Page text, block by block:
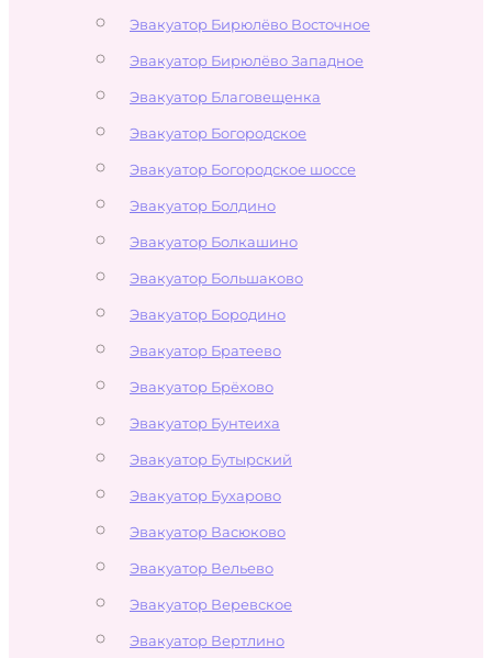
Эвакуатор Бирюлёво Восточное
Эвакуатор Бирюлёво Западное
Эвакуатор Благовещенка
Эвакуатор Богородское
Эвакуатор Богородское шоссе
Эвакуатор Болдино
Эвакуатор Болкашино
Эвакуатор Большаково
Эвакуатор Бородино
Эвакуатор Братеево
Эвакуатор Брёхово
Эвакуатор Бунтеиха
Эвакуатор Бутырский
Эвакуатор Бухарово
Эвакуатор Васюково
Эвакуатор Вельево
Эвакуатор Веревское
Эвакуатор Вертлино